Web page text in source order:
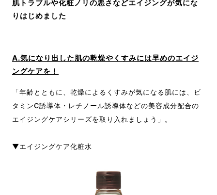
肌トラブルや化粧ノリの悪さなどエイジングが気にな
りはじめました
A.気になり出した肌の乾燥やくすみには早めのエイジ
ングケアを！
「年齢とともに、乾燥によるくすみが気になる肌には、ビ
タミンC誘導体・レチノール誘導体などの美容成分配合の
エイジングケアシリーズを取り入れましょう」。
▼エイジングケア化粧水